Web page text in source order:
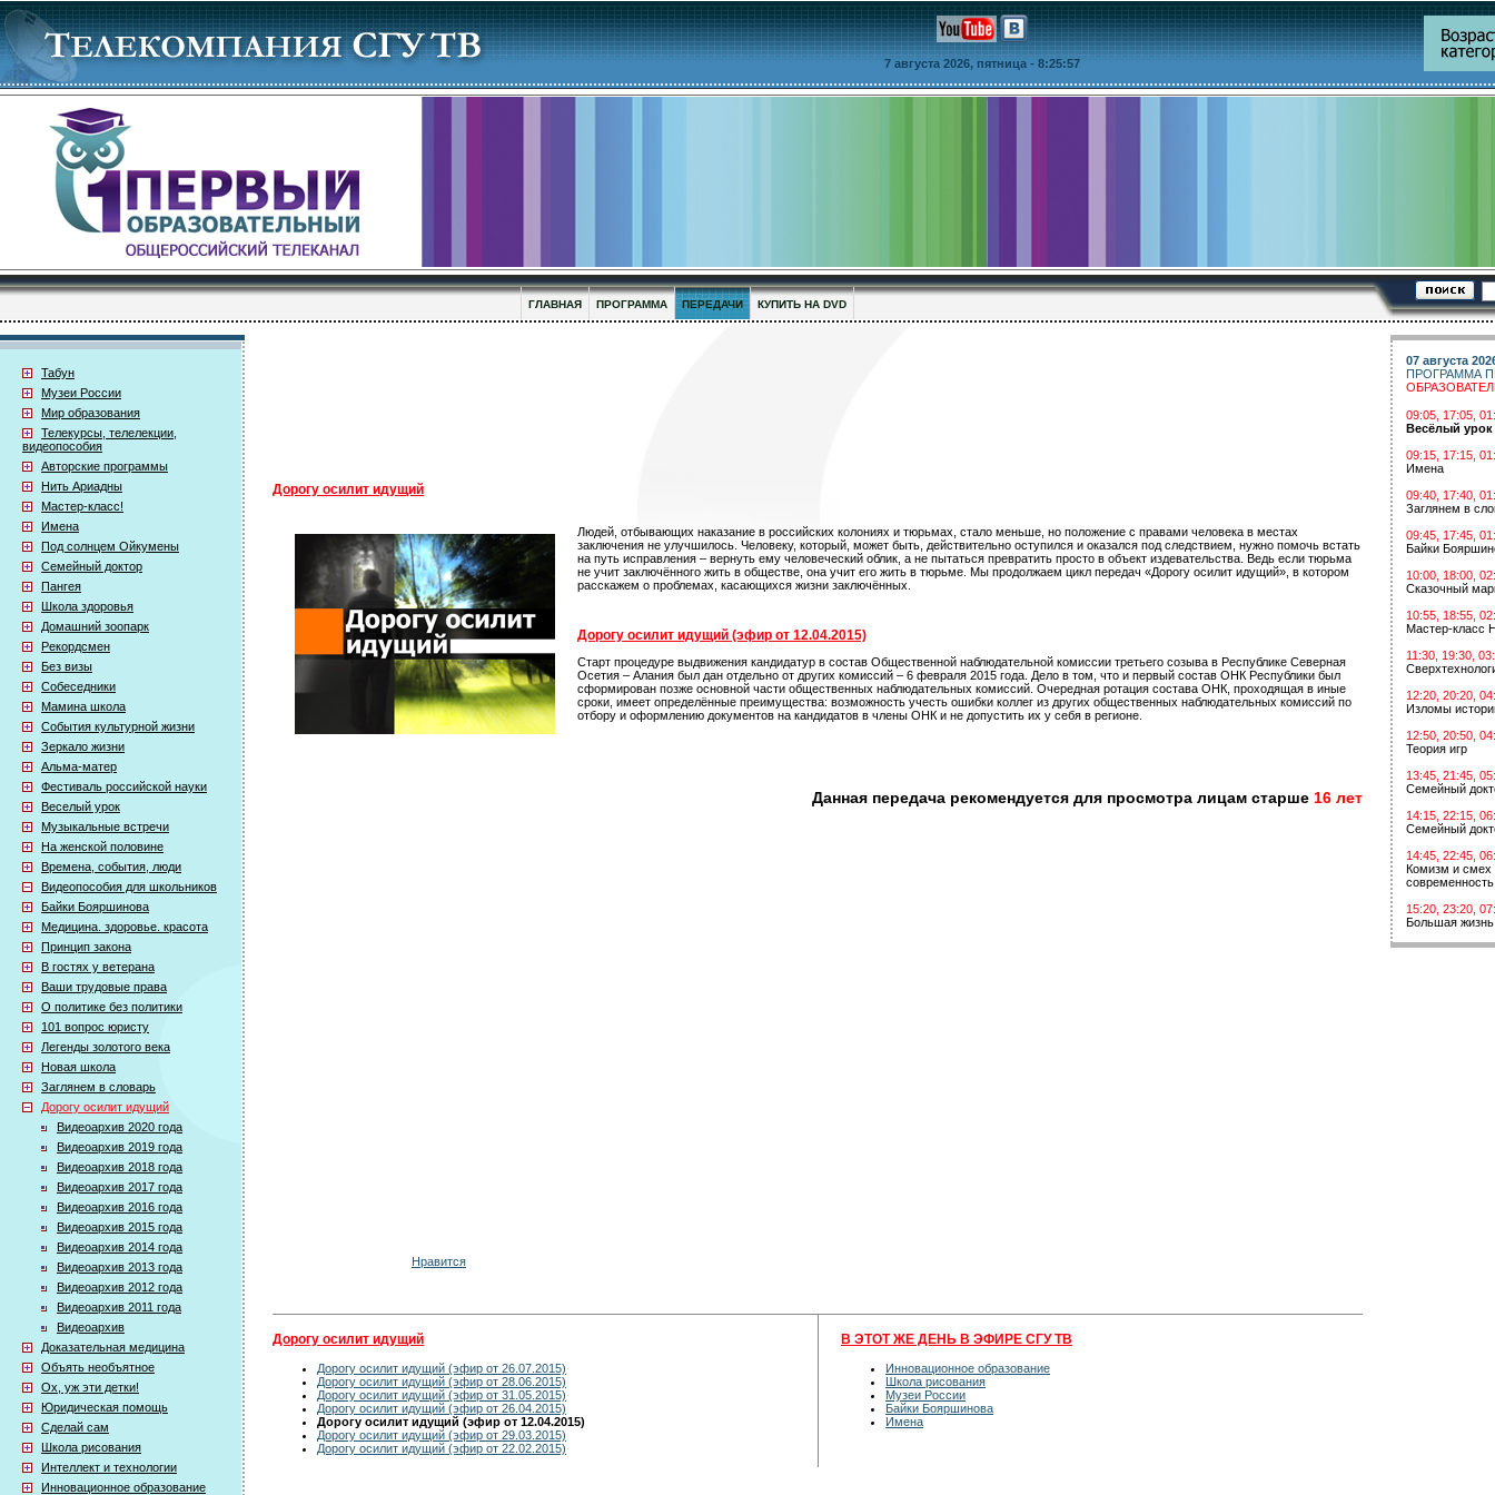
7 августа 2026, пятница - 8:25:57
ГЛАВНАЯ ПРОГРАММА ПЕРЕДАЧИ КУПИТЬ НА DVD
Табун
Музеи России
Мир образования
Телекурсы, телелекции,
видеопособия
Авторские программы
Нить Ариадны
Мастер-класс!
Имена
Под солнцем Ойкумены
Семейный доктор
Пангея
Школа здоровья
Домашний зоопарк
Рекордсмен
Без визы
Собеседники
Мамина школа
События культурной жизни
Зеркало жизни
Альма-матер
Фестиваль российской науки
Веселый урок
Музыкальные встречи
На женской половине
Времена, события, люди
Видеопособия для школьников
Байки Бояршинова
Медицина. здоровье. красота
Принцип закона
В гостях у ветерана
Ваши трудовые права
О политике без политики
101 вопрос юристу
Легенды золотого века
Новая школа
Заглянем в словарь
Дорогу осилит идущий
Видеоархив 2020 года
Видеоархив 2019 года
Видеоархив 2018 года
Видеоархив 2017 года
Видеоархив 2016 года
Видеоархив 2015 года
Видеоархив 2014 года
Видеоархив 2013 года
Видеоархив 2012 года
Видеоархив 2011 года
Видеоархив
Доказательная медицина
Объять необъятное
Ох, уж эти детки!
Юридическая помощь
Сделай сам
Школа рисования
Интеллект и технологии
Инновационное образование
Дорогу осилит идущий
Людей, отбывающих наказание в российских колониях и тюрьмах, стало меньше, но положение с правами человека в местах
заключения не улучшилось. Человеку, который, может быть, действительно оступился и оказался под следствием, нужно помочь встать
на путь исправления – вернуть ему человеческий облик, а не пытаться превратить просто в объект издевательства. Ведь если тюрьма
не учит заключённого жить в обществе, она учит его жить в тюрьме. Мы продолжаем цикл передач «Дорогу осилит идущий», в котором
расскажем о проблемах, касающихся жизни заключённых.
Дорогу осилит идущий (эфир от 12.04.2015)
Старт процедуре выдвижения кандидатур в состав Общественной наблюдательной комиссии третьего созыва в Республике Северная
Осетия – Алания был дан отдельно от других комиссий – 6 февраля 2015 года. Дело в том, что и первый состав ОНК Республики был
сформирован позже основной части общественных наблюдательных комиссий. Очередная ротация состава ОНК, проходящая в иные
сроки, имеет определённые преимущества: возможность учесть ошибки коллег из других общественных наблюдательных комиссий по
отбору и оформлению документов на кандидатов в члены ОНК и не допустить их у себя в регионе.
Данная передача рекомендуется для просмотра лицам старше 16 лет
Нравится
Дорогу осилит идущий
Дорогу осилит идущий (эфир от 26.07.2015)
Дорогу осилит идущий (эфир от 28.06.2015)
Дорогу осилит идущий (эфир от 31.05.2015)
Дорогу осилит идущий (эфир от 26.04.2015)
Дорогу осилит идущий (эфир от 12.04.2015)
Дорогу осилит идущий (эфир от 29.03.2015)
Дорогу осилит идущий (эфир от 22.02.2015)
В ЭТОТ ЖЕ ДЕНЬ В ЭФИРЕ СГУ ТВ
Инновационное образование
Школа рисования
Музеи России
Байки Бояршинова
Имена
07 августа
ПРОГРАММА
09:05, 17:05,
Весёлый урок
09:15, 17:15,
Имена
09:40, 17:40,
Заглянем в
09:45, 17:45,
Байки
10:00, 18:00,
Сказочный
10:55, 18:55,
Мастер-класс
11:30, 19:30,
12:20, 20:20,
Изломы
12:50, 20:50,
Теория игр
13:45, 21:45,
Семейный
14:15, 22:15,
Семейный
14:45, 22:45,
Комизм и смех
современность
15:20, 23:20,
Большая жизнь